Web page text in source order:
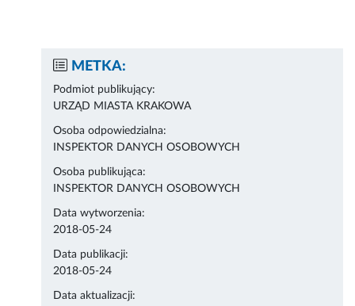
METKA:
Podmiot publikujący:
URZĄD MIASTA KRAKOWA
Osoba odpowiedzialna:
INSPEKTOR DANYCH OSOBOWYCH
Osoba publikująca:
INSPEKTOR DANYCH OSOBOWYCH
Data wytworzenia:
2018-05-24
Data publikacji:
2018-05-24
Data aktualizacji: